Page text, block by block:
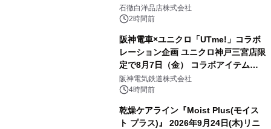
石徹白洋品店株式会社
2時間前
阪神電車×ユニクロ「UTme!」コラボ
レーション企画 ユニクロ神戸三宮店限
定で8月7日（金） コラボアイテムが
発売決定！
阪神電気鉄道株式会社
4時間前
乾燥ケアライン『Moist Plus(モイス
ト プラス)』 2026年9月24日(木)リニ